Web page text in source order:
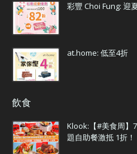
彩豐 Choi Fung: 迎
at.home: 低至4折
飲食
Klook:【#美食周】
題自助餐激抵 1折！